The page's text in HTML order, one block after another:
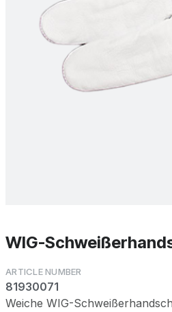
WIG-
81930071
Weiche WIG-